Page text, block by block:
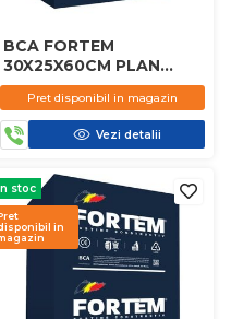
BCA FORTEM
30X25X60CM PLAN
D450
Pret disponibil in magazin
Vezi detalii
stoc
in